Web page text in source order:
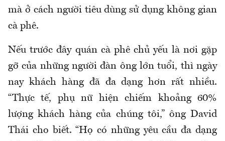
mà ở cách người tiêu dùng sử dụng không gian
cà phê.
Nếu trước đây quán cà phê chủ yếu là nơi gặp
gỡ của những người đàn ông lớn tuổi, thì ngày
nay khách hàng đã đa dạng hơn rất nhiều.
“Thực tế, phụ nữ hiện chiếm khoảng 60%
lượng khách hàng của chúng tôi,” ông David
Thái cho biết. “Họ có những yêu cầu đa dạng